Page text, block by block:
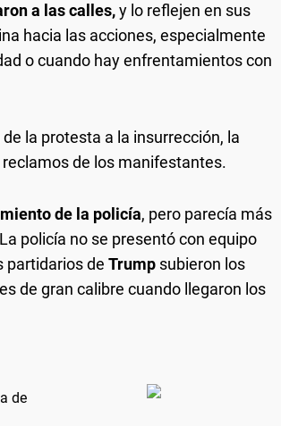
a las calles,y lo reflejen en sus
hacia las acciones, especialmente
o cuando hay enfrentamientos con
la protesta a la insurrección, la
de los manifestantes.
de la policía, pero parecía más
La policía no se presentó con equipo
partidarios de Trump subieron los
de gran calibre cuando llegaron los
de